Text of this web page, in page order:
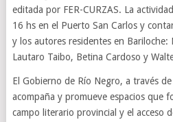
editada por FER-CURZAS. La
16 hs en el Puerto San Carlos y
y los autores residentes en Bariloche:
Lautaro Taibo, Betina Cardoso y
El Gobierno de Río Negro, a través
acompaña y promueve espacios que
campo literario provincial y el acceso